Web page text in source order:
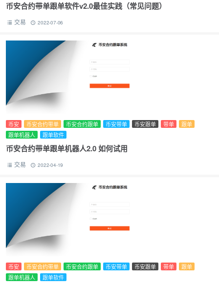
币安合约带单跟单软件v2.0最佳实践（常见问题）
交易 2022-07-06
币安 币安合约带单 币安合约跟单 币安带单 币安跟单 带单
跟单
跟单机器人
跟单软件
币安合约带单跟单机器人2.0 如何试用
交易 2022-04-19
币安 币安合约带单 币安合约跟单 币安带单 币安跟单 带单
跟单
跟单机器人
跟单软件